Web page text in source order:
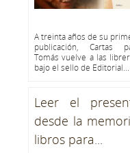
A treinta años de su
publicación, Cartas
Tomás vuelve a las
bajo el sello de Editorial...
Leer el
desde la
libros para...